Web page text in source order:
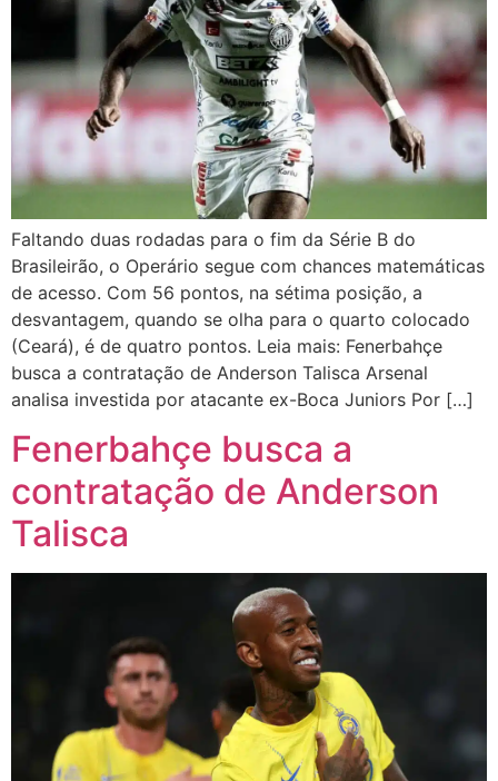
Faltando duas rodadas para o fim da Série B do
Brasileirão, o Operário segue com chances matemáticas
de acesso. Com 56 pontos, na sétima posição, a
desvantagem, quando se olha para o quarto colocado
(Ceará), é de quatro pontos. Leia mais: Fenerbahçe
busca a contratação de Anderson Talisca Arsenal
analisa investida por atacante ex-Boca Juniors Por […]
Fenerbahçe busca a
contratação de Anderson
Talisca